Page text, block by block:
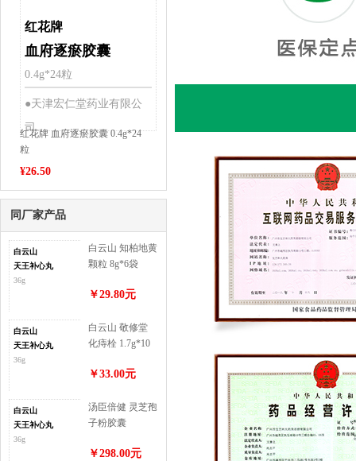
红花牌
血府逐瘀胶囊
0.4g*24粒
●天津宏仁堂药业有限公
司
红花牌 血府逐瘀胶囊 0.4g*24
粒
¥26.50
同厂家产品
白云山
天王补心丸
36g
白云山 知柏地黄
颗粒 8g*6袋
￥29.80元
白云山
天王补心丸
36g
白云山 敬修堂
化痔栓 1.7g*10
￥33.00元
白云山
天王补心丸
36g
汤臣倍健 灵芝孢
子粉胶囊
￥298.00元